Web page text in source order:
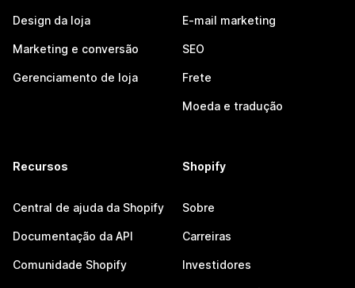
Design da loja
Marketing e conversão
Gerenciamento de loja
E-mail marketing
SEO
Frete
Moeda e tradução
Recursos
Central de ajuda da Shopify
Documentação da API
Comunidade Shopify
Shopify
Sobre
Carreiras
Investidores